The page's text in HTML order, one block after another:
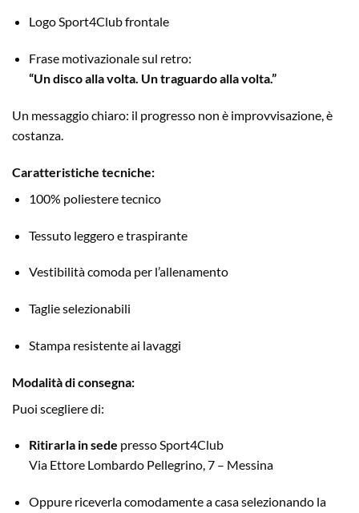
Logo Sport4Club frontale
Frase motivazionale sul retro:
“Un disco alla volta. Un traguardo alla volta.”
Un messaggio chiaro: il progresso non è improvvisazione, è
costanza.
Caratteristiche tecniche:
100% poliestere tecnico
Tessuto leggero e traspirante
Vestibilità comoda per l’allenamento
Taglie selezionabili
Stampa resistente ai lavaggi
Modalità di consegna:
Puoi scegliere di:
Ritirarla in sede presso Sport4Club
Via Ettore Lombardo Pellegrino, 7 – Messina
Oppure riceverla comodamente a casa selezionando la